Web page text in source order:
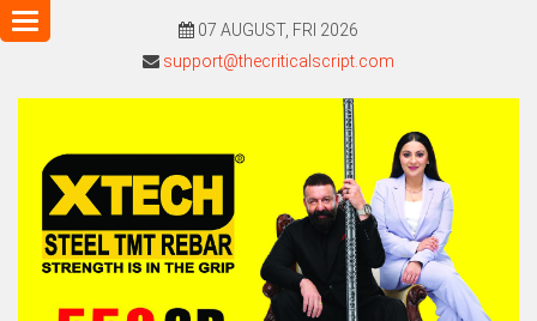
07 AUGUST, FRI 2026
support@thecriticalscript.com
Toggle
navigation